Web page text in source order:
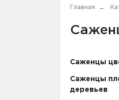
Главная
Саженцы
Саженцы
деревьев